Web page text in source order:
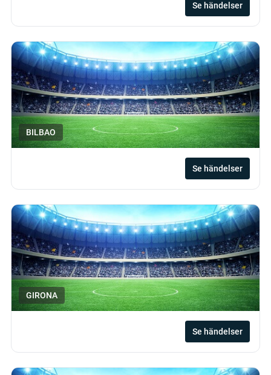
Se händelser
BILBAO
Se händelser
GIRONA
Se händelser